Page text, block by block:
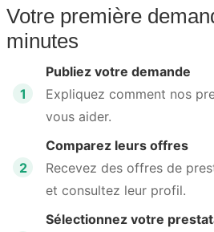
Votre première
minutes
1
Publiez votre demande
Expliquez comment nos
vous aider.
2
Comparez leurs offres
Recevez des offres de
et consultez leur profil.
Sélectionnez votre